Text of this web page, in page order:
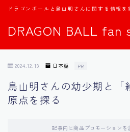
DRAGON BALL fan
ドラゴンボールと鳥山明さんに関する情報を
MENU
日本語
2024.12.19 日本語 PR
鳥山明さんの幼少期と「
原点を探る
記事内に商品プロモーションを